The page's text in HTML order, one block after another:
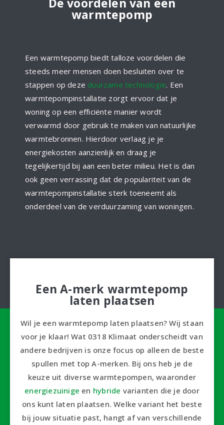
warmtepomp
Een warmtepomp biedt talloze voordelen die
steeds meer mensen doen besluiten over te
stappen op deze duurzame technologie. Een
warmtepompinstallatie zorgt ervoor dat je
woning op een efficiënte manier wordt
verwarmd door gebruik te maken van natuurlijke
warmtebronnen. Hierdoor verlaag je je
energiekosten aanzienlijk en draag je
tegelijkertijd bij aan een beter milieu. Het is dan
ook geen verrassing dat de populariteit van de
warmtepompinstallatie sterk toeneemt als
onderdeel van de verduurzaming van woningen.
Een A-merk warmtepomp
laten plaatsen
Wil je een warmtepomp laten plaatsen? Wij staan
voor je klaar! Wat 0318 Klimaat onderscheidt van
andere bedrijven is onze focus op alleen de beste
spullen met top A-merken. Bij ons heb je de
keuze uit diverse warmtepompen, waaronder
energiezuinige en hybride varianten die je door
ons kunt laten plaatsen. Welke variant het beste
bij jouw situatie past, hangt af van verschillende